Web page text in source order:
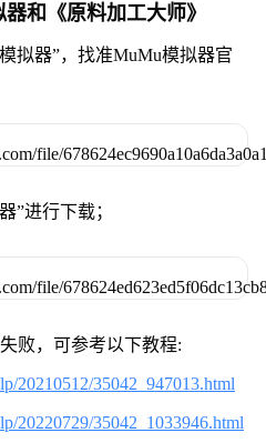
和《原料加工大师》
拟器”，找准MuMu模拟器官
”进行下载；
败，可参考以下教程:
20210512/35042_947013.html
20220729/35042_1033946.html